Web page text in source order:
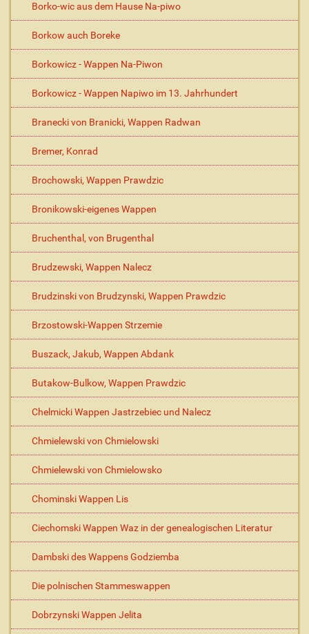
Borko-wic aus dem Hause Na-piwo
Borkow auch Boreke
Borkowicz - Wappen Na-Piwon
Borkowicz - Wappen Napiwo im 13. Jahrhundert
Branecki von Branicki, Wappen Radwan
Bremer, Konrad
Brochowski, Wappen Prawdzic
Bronikowski-eigenes Wappen
Bruchenthal, von Brugenthal
Brudzewski, Wappen Nalecz
Brudzinski von Brudzynski, Wappen Prawdzic
Brzostowski-Wappen Strzemie
Buszack, Jakub, Wappen Abdank
Butakow-Bulkow, Wappen Prawdzic
Chelmicki Wappen Jastrzebiec und Nalecz
Chmielewski von Chmielowski
Chmielewski von Chmielowsko
Chominski Wappen Lis
Ciechomski Wappen Waz in der genealogischen Literatur
Dambski des Wappens Godziemba
Die polnischen Stammeswappen
Dobrzynski Wappen Jelita